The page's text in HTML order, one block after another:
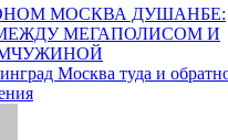
МОСКВА ДУШАНБЕ:
МЕГАПОЛИСОМ И
Москва туда и